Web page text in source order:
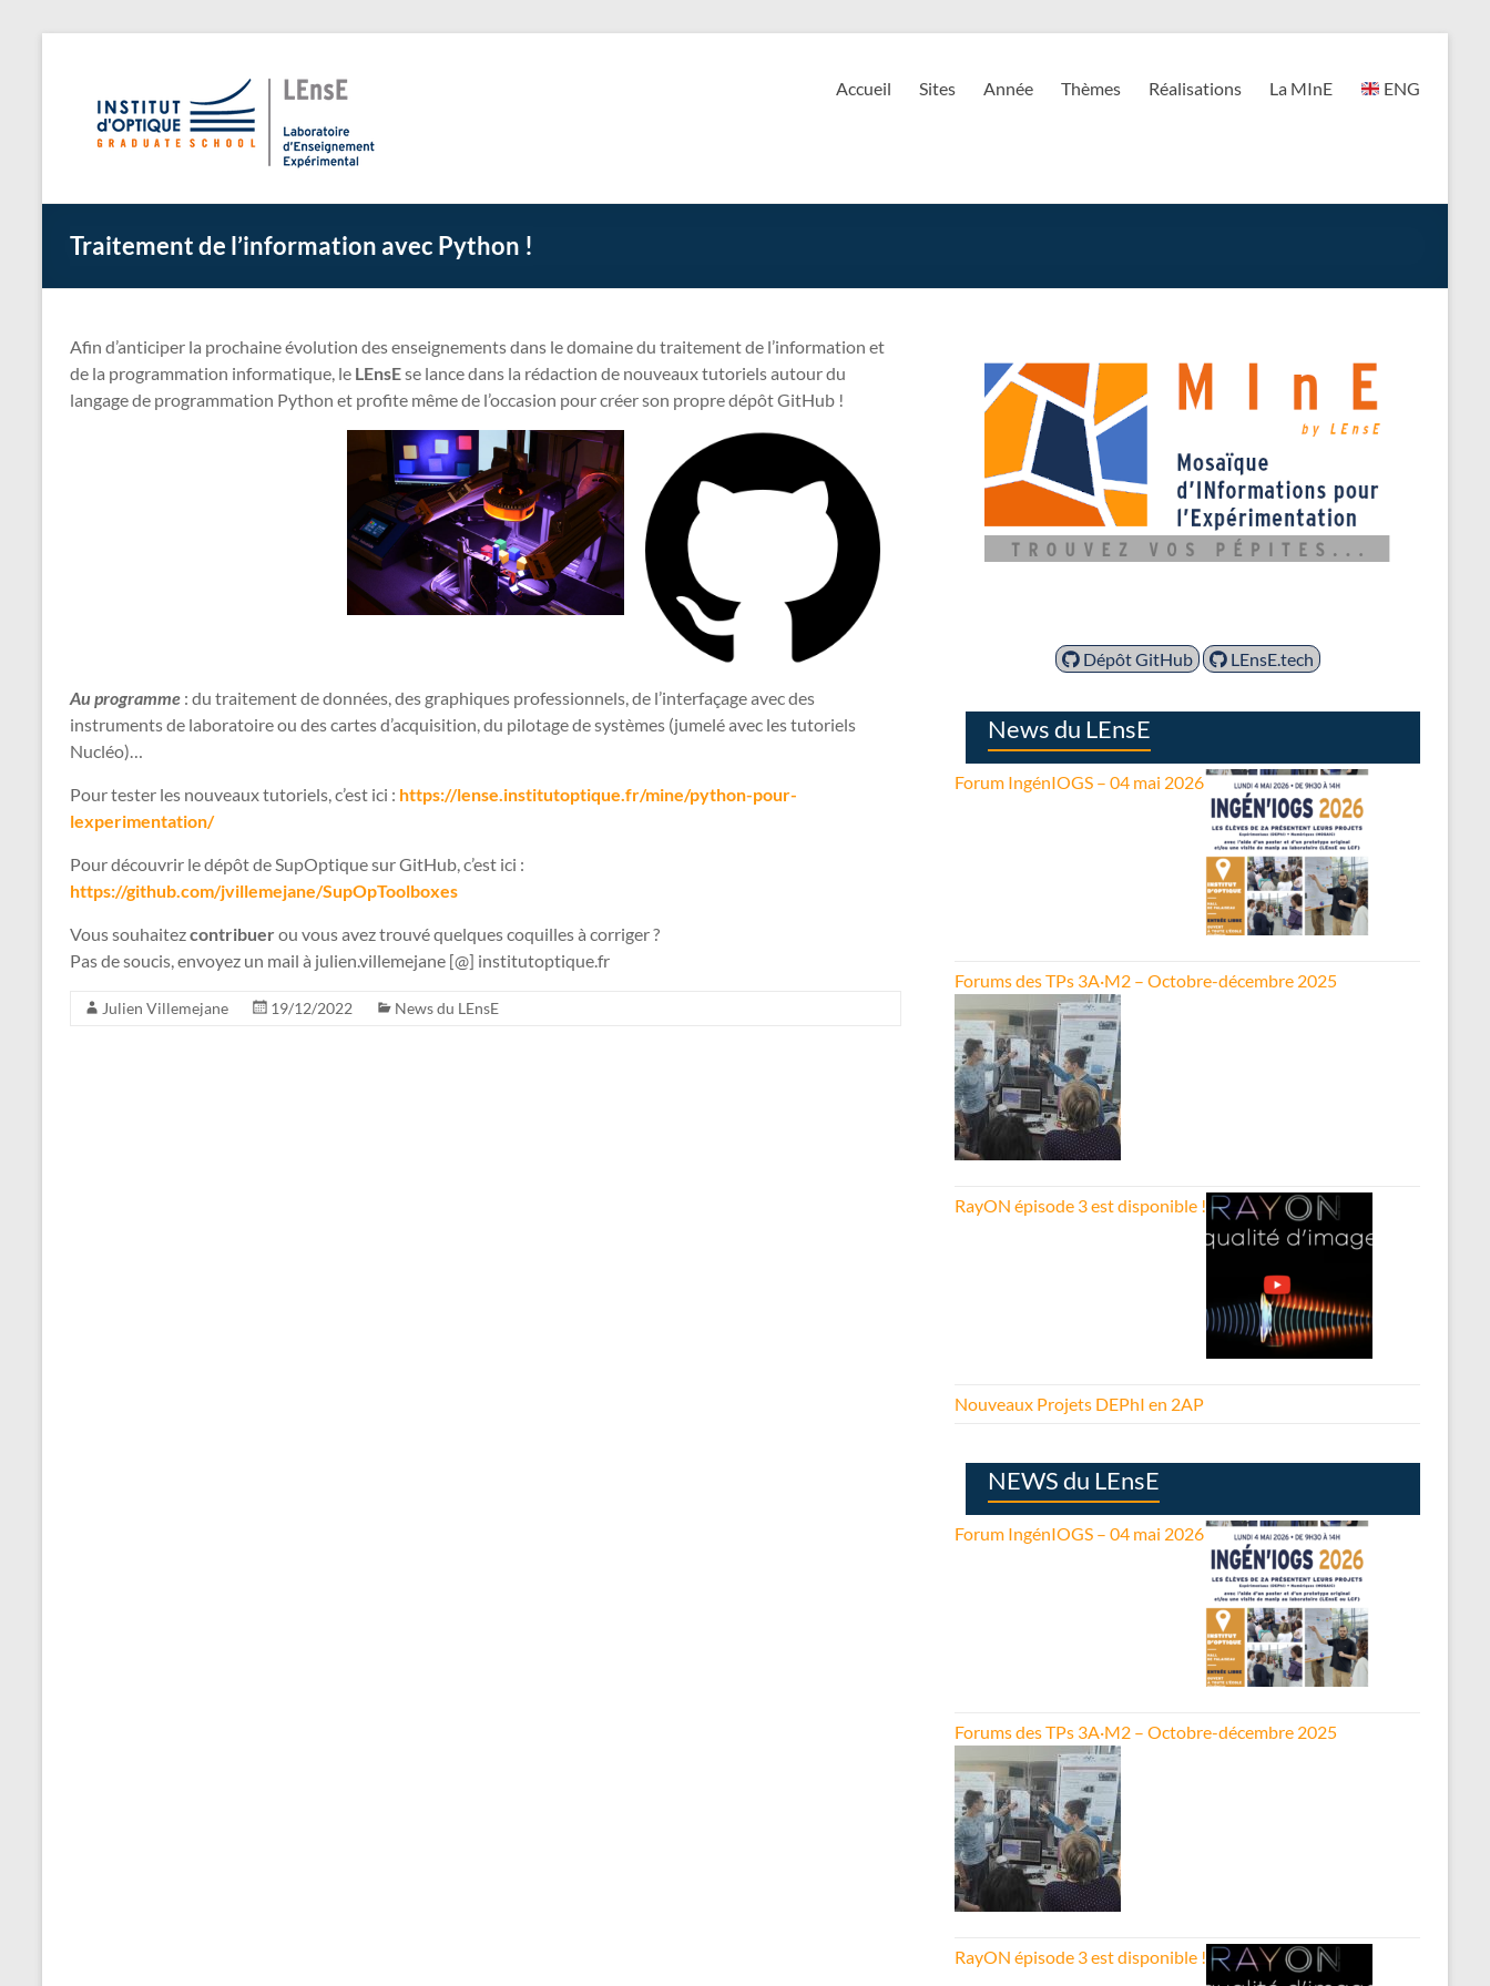
Accueil Sites Année Thèmes Réalisations La MInE ENG
Traitement de l’information avec Python !
Afin d’anticiper la prochaine évolution des enseignements dans le domaine du traitement de l’information et
de la programmation informatique, le LEnsEse lance dans la rédaction de nouveaux tutoriels autour du
langage de programmation Python et profite même de l’occasion pour créer son propre dépôt GitHub !
Au programme : du traitement de données, des graphiques professionnels, de l’interfaçage avec des
instruments de laboratoire ou des cartes d’acquisition, du pilotage de systèmes (jumelé avec les tutoriels
Nucléo)…
Pour tester les nouveaux tutoriels, c’est ici : https://lense.institutoptique.fr/mine/python-pour-
lexperimentation/
Pour découvrir le dépôt de SupOptique sur GitHub, c’est ici :
https://github.com/jvillemejane/SupOpToolboxes
Vous souhaitezcontribuerou vous avez trouvé quelques coquilles à corriger ?
Pas de soucis, envoyez un mail à julien.villemejane [@] institutoptique.fr
Julien Villemejane 19/12/2022 News du LEnsE
Dépôt GitHub LEnsE.tech
News du LEnsE
Forum IngénIOGS – 04 mai 2026
Forums des TPs 3A·M2 – Octobre-décembre 2025
RayON épisode 3 est disponible !
Nouveaux Projets DEPhI en 2AP
NEWS du LEnsE
Forum IngénIOGS – 04 mai 2026
Forums des TPs 3A·M2 – Octobre-décembre 2025
RayON épisode 3 est disponible !